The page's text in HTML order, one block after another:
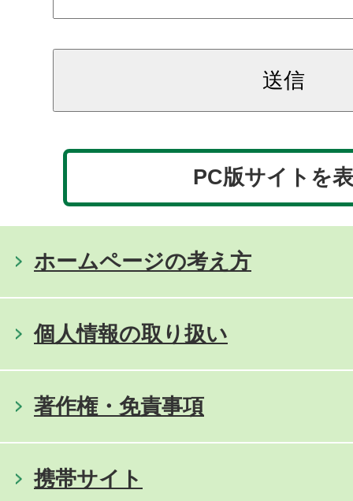
PC版サイトを
ホームページの考え方
個人情報の取り扱い
著作権・免責事項
携帯サイト